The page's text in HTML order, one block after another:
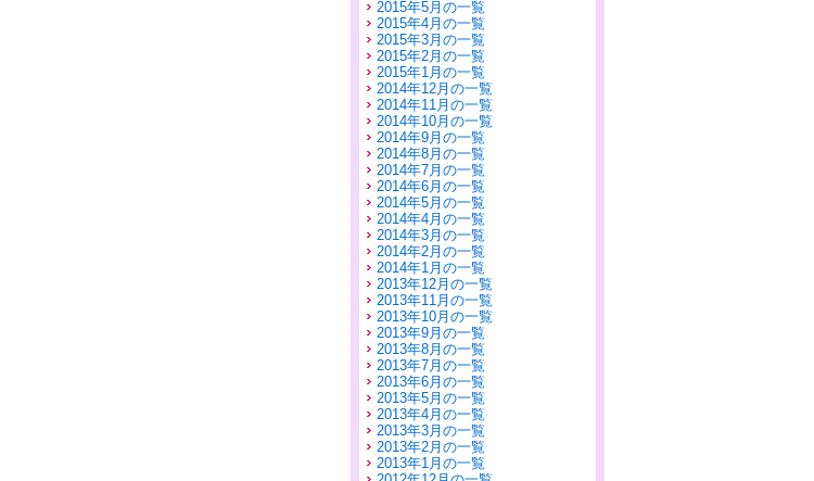
2015年5月の一覧
2015年4月の一覧
2015年3月の一覧
2015年2月の一覧
2015年1月の一覧
2014年12月の一覧
2014年11月の一覧
2014年10月の一覧
2014年9月の一覧
2014年8月の一覧
2014年7月の一覧
2014年6月の一覧
2014年5月の一覧
2014年4月の一覧
2014年3月の一覧
2014年2月の一覧
2014年1月の一覧
2013年12月の一覧
2013年11月の一覧
2013年10月の一覧
2013年9月の一覧
2013年8月の一覧
2013年7月の一覧
2013年6月の一覧
2013年5月の一覧
2013年4月の一覧
2013年3月の一覧
2013年2月の一覧
2013年1月の一覧